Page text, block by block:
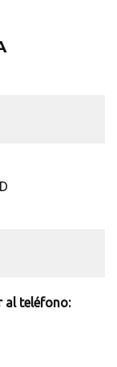
al teléfono: